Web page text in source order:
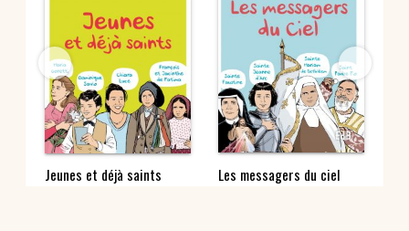
Jeunes et déjà saints Les messagers du ciel